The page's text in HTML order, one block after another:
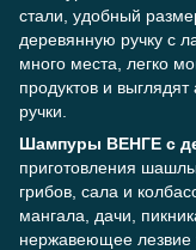
стали, удобный
деревянную ручку с
много места, легко
продуктов и
ручки.
Шампуры ВЕНГЕ с
приготовления
грибов, сала и
мангала, дачи,
нержавеющее